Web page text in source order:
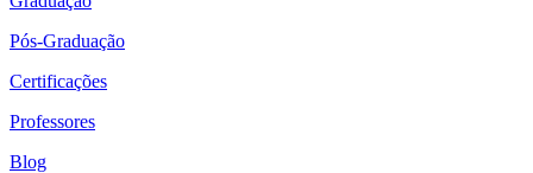
Pós-Graduação
Certificações
Professores
Blog